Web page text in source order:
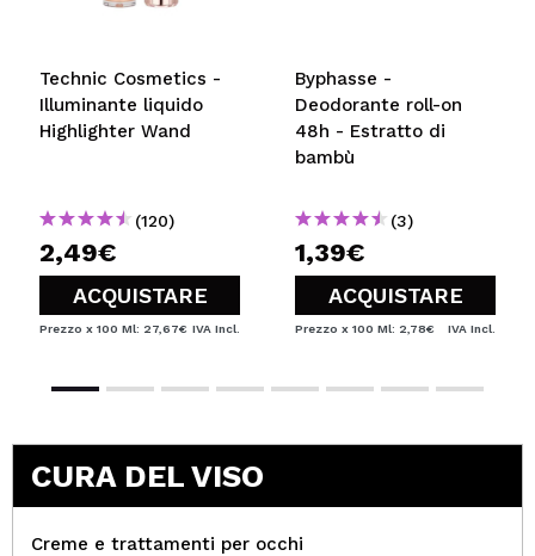
Technic Cosmetics -
Illuminante liquido
Highlighter Wand
(120)
2,49€
ACQUISTARE
Prezzo x 100 Ml: 27,67€ IVA Incl.
Byphasse -
Deodorante roll-on
48h - Estratto di
bambù
(3)
1,39€
ACQUISTARE
Prezzo x 100 Ml: 2,78€ IVA Incl.
CURA DEL VISO
Creme e trattamenti per occhi